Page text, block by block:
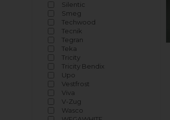
Silentic
Smeg
Techwood
Tecnik
Tegran
Teka
Tricity
Tricity Bendix
Upo
Vestfrost
Viva
V-Zug
Wasco